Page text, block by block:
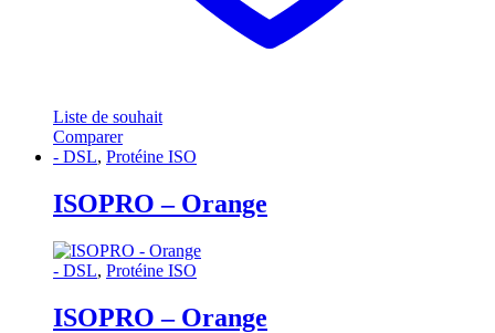
Liste de souhait
Comparer
- DSL, Protéine ISO
ISOPRO – Orange
- DSL, Protéine ISO
ISOPRO – Orange